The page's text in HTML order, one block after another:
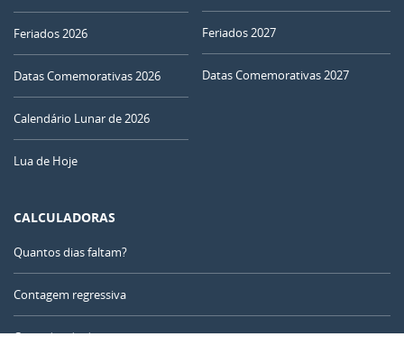
Feriados 2026
Datas Comemorativas 2026
Calendário Lunar de 2026
Lua de Hoje
Feriados 2027
Datas Comemorativas 2027
CALCULADORAS
Quantos dias faltam?
Contagem regressiva
Contador de dias